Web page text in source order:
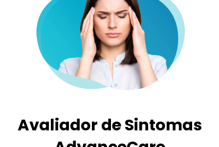
Avaliador de Sintomas